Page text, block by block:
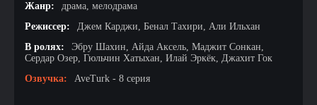
Жанр:
драма, мелодрама
Режиссер:
Джем Карджи, Бенал Тахири, Али Ильхан
В ролях:
Эбру Шахин, Айда Аксель, Маджит Сонкан,
Сердар Озер, Гюльчин Хатыхан, Илай Эркёк, Джахит Гок
Озвучка:
AveTurk - 8 серия